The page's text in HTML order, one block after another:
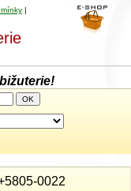
|
0022